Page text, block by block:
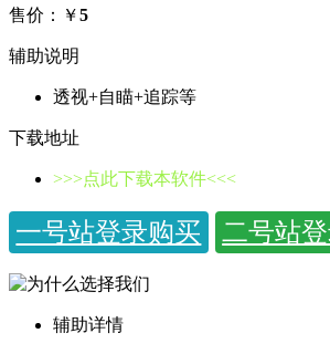
售价 ：￥5
辅助说明
透视+自瞄+追踪等
下载地址
>>>点此下载本软件<<<
一号站登录购买 二号站
辅助详情